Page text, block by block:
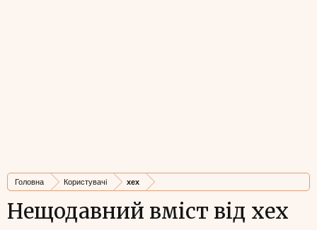
Головна Користувачі xex
Нещодавний вміст від xex